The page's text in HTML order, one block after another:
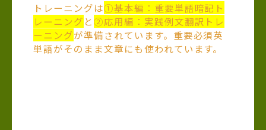
トレーニングは①基本編：重要単語暗記ト
レーニング と②応用編：実践例文翻訳トレ
ーニングが準備されています。重要必須英
単語がそのまま文章にも使われています。